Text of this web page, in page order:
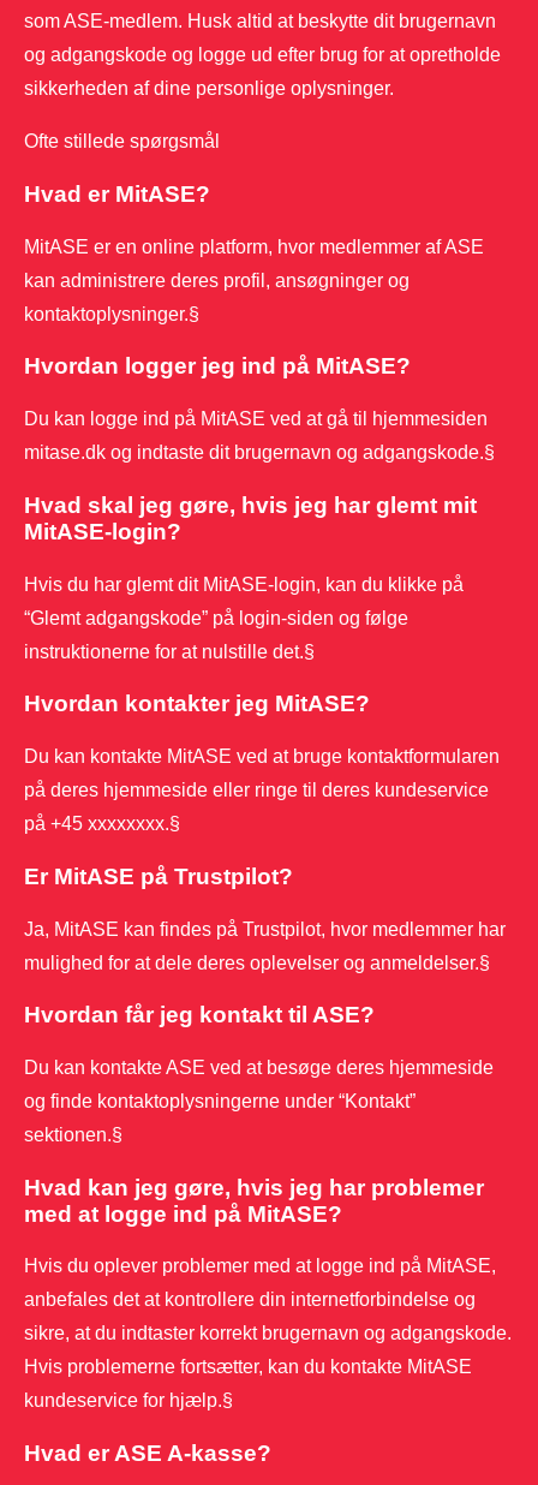
som ASE-medlem. Husk altid at beskytte dit brugernavn
og adgangskode og logge ud efter brug for at opretholde
sikkerheden af dine personlige oplysninger.
Ofte stillede spørgsmål
Hvad er MitASE?
MitASE er en online platform, hvor medlemmer af ASE
kan administrere deres profil, ansøgninger og
kontaktoplysninger.§
Hvordan logger jeg ind på MitASE?
Du kan logge ind på MitASE ved at gå til hjemmesiden
mitase.dk og indtaste dit brugernavn og adgangskode.§
Hvad skal jeg gøre, hvis jeg har glemt mit
MitASE-login?
Hvis du har glemt dit MitASE-login, kan du klikke på
“Glemt adgangskode” på login-siden og følge
instruktionerne for at nulstille det.§
Hvordan kontakter jeg MitASE?
Du kan kontakte MitASE ved at bruge kontaktformularen
på deres hjemmeside eller ringe til deres kundeservice
på +45 xxxxxxxx.§
Er MitASE på Trustpilot?
Ja, MitASE kan findes på Trustpilot, hvor medlemmer har
mulighed for at dele deres oplevelser og anmeldelser.§
Hvordan får jeg kontakt til ASE?
Du kan kontakte ASE ved at besøge deres hjemmeside
og finde kontaktoplysningerne under “Kontakt”
sektionen.§
Hvad kan jeg gøre, hvis jeg har problemer
med at logge ind på MitASE?
Hvis du oplever problemer med at logge ind på MitASE,
anbefales det at kontrollere din internetforbindelse og
sikre, at du indtaster korrekt brugernavn og adgangskode.
Hvis problemerne fortsætter, kan du kontakte MitASE
kundeservice for hjælp.§
Hvad er ASE A-kasse?